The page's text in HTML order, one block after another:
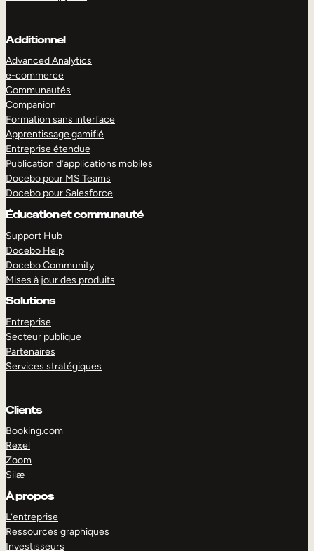
Additionnel
Advanced Analytics
e-commerce
Communautés
Companion
Formation sans interface
Apprentissage gamifié
Entreprise étendue
Publication d’applications mobiles
Docebo pour MS Teams
Docebo pour Salesforce
Éducation et communauté
Support Hub
Docebo Help
Docebo Community
Mises à jour des produits
Solutions
Entreprise
Secteur publique
Partenaires
Services stratégiques
Clients
Booking.com
Rexel
Zoom
Silæ
À propos
L’entreprise
Ressources graphiques
Investisseurs